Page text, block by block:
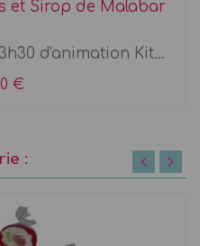
et Sirop de Malabar
d'animation Kit...
€
: